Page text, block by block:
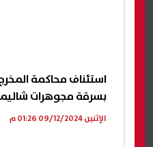
استئناف محاكمة
بسرقة مجوهرات
الإثنين 09/12/2024 01:26 م